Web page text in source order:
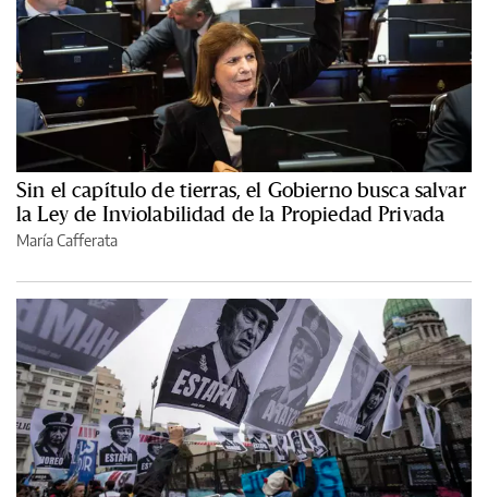
Sin el capítulo de tierras, el Gobierno busca salvar
la Ley de Inviolabilidad de la Propiedad Privada
María Cafferata